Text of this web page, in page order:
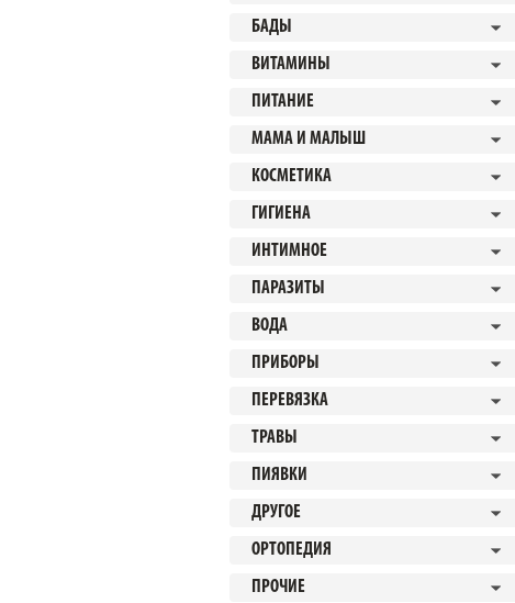
БАДЫ
ВИТАМИНЫ
ПИТАНИЕ
МАМА И МАЛЫШ
КОСМЕТИКА
ГИГИЕНА
ИНТИМНОЕ
ПАРАЗИТЫ
ВОДА
ПРИБОРЫ
ПЕРЕВЯЗКА
ТРАВЫ
ПИЯВКИ
ДРУГОЕ
ОРТОПЕДИЯ
ПРОЧИЕ